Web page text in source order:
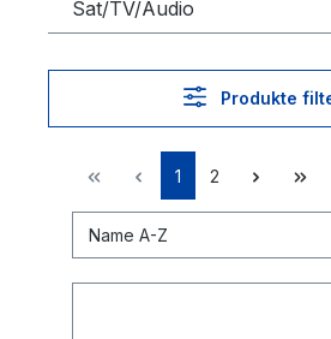
Sat/TV/Audio
Produkte
1 2